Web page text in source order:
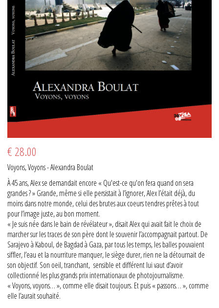
€ 28.00
Voyons, Voyons - Alexandra Boulat
À 45 ans, Alex se demandait encore « Qu'est-ce qu'on fera quand on sera
grandes ? » Grande, même si elle persistait à l’ignorer, Alex l’était déjà, du
moins dans notre monde, celui des brutes aux coeurs tendres prêtes à tout
pour l’image juste, au bon moment.
« Je suis née dans le bain de révélateur », disait Alex qui avait fait le choix de
marcher sur les traces de son père dont le souvenir l’accompagnait partout. De
Sarajevo à Kaboul, de Bagdad à Gaza, par tous les temps, les balles pouvaient
siffler, l’eau et la nourriture manquer, le siège durer, rien ne la détournait de
son objectif. Son oeil, tranchant, sensible et différent lui vaut d’avoir
collectionné les plus grands prix internationaux de photojournalisme.
« Voyons, voyons… », comme elle disait toujours. Et puis « passons… », comme
elle l’aurait souhaité.